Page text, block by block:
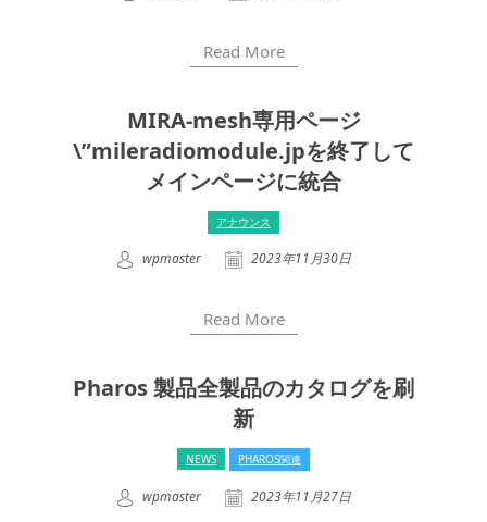
Read More
MIRA-mesh専用ページ
\”mileradiomodule.jpを終了して
メインページに統合
アナウンス
wpmaster 2023年11月30日
Read More
Pharos 製品全製品のカタログを刷
新
NEWS PHAROS関連
wpmaster 2023年11月27日